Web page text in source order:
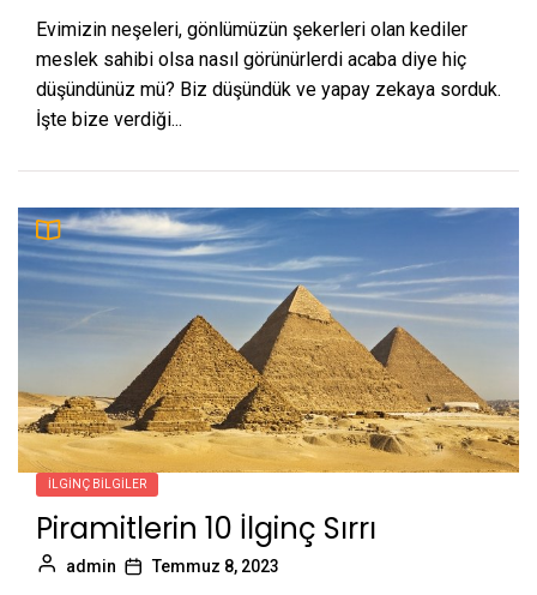
Evimizin neşeleri, gönlümüzün şekerleri olan kediler
meslek sahibi olsa nasıl görünürlerdi acaba diye hiç
düşündünüz mü? Biz düşündük ve yapay zekaya sorduk.
İşte bize verdiği...
İLGINÇ BILGILER
Piramitlerin 10 İlginç Sırrı
admin Temmuz 8, 2023